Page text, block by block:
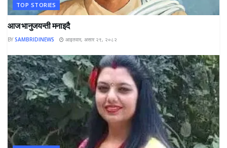
TOP STORIES
आज भानुजयन्ती मनाइदै
BY SAMBRIDINEWS आइतवार, असार २९, २०८२